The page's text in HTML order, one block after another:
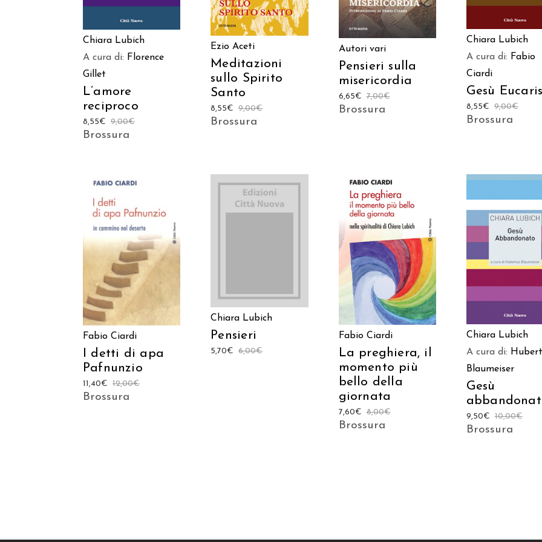
Chiara Lubich
A cura di: Florence
Gillet
L’amore
reciproco
9,00€
8,55€
Brossura
Ezio Aceti
Meditazioni
sullo Spirito
Santo
9,00€
8,55€
Brossura
Autori vari
Pensieri sulla
misericordia
7,00€
6,65€
Brossura
Chiara Lubich
A cura di: Fabio
Ciardi
Gesù
9,00€
8,55€
Brossura
AGGIUNGI AL
CARRELLO
Fabio Ciardi
I detti di apa
Pafnunzio
12,00€
11,40€
Brossura
Chiara Lubich
Pensieri
6,00€
5,70€
AGGIUNGI AL
CARRELLO
Fabio Ciardi
La preghiera, il
momento più
bello della
giornata
8,00€
7,60€
Brossura
AGGIUNGI AL
Chiara Lubich
A cura di:
Blaumeiser
Gesù
10,00€
9,50€
Brossura